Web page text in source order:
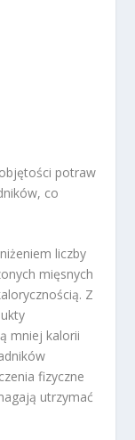
potraw
co
liczby
mięsnych
Z
mniej kalorii
fizyczne
utrzymać